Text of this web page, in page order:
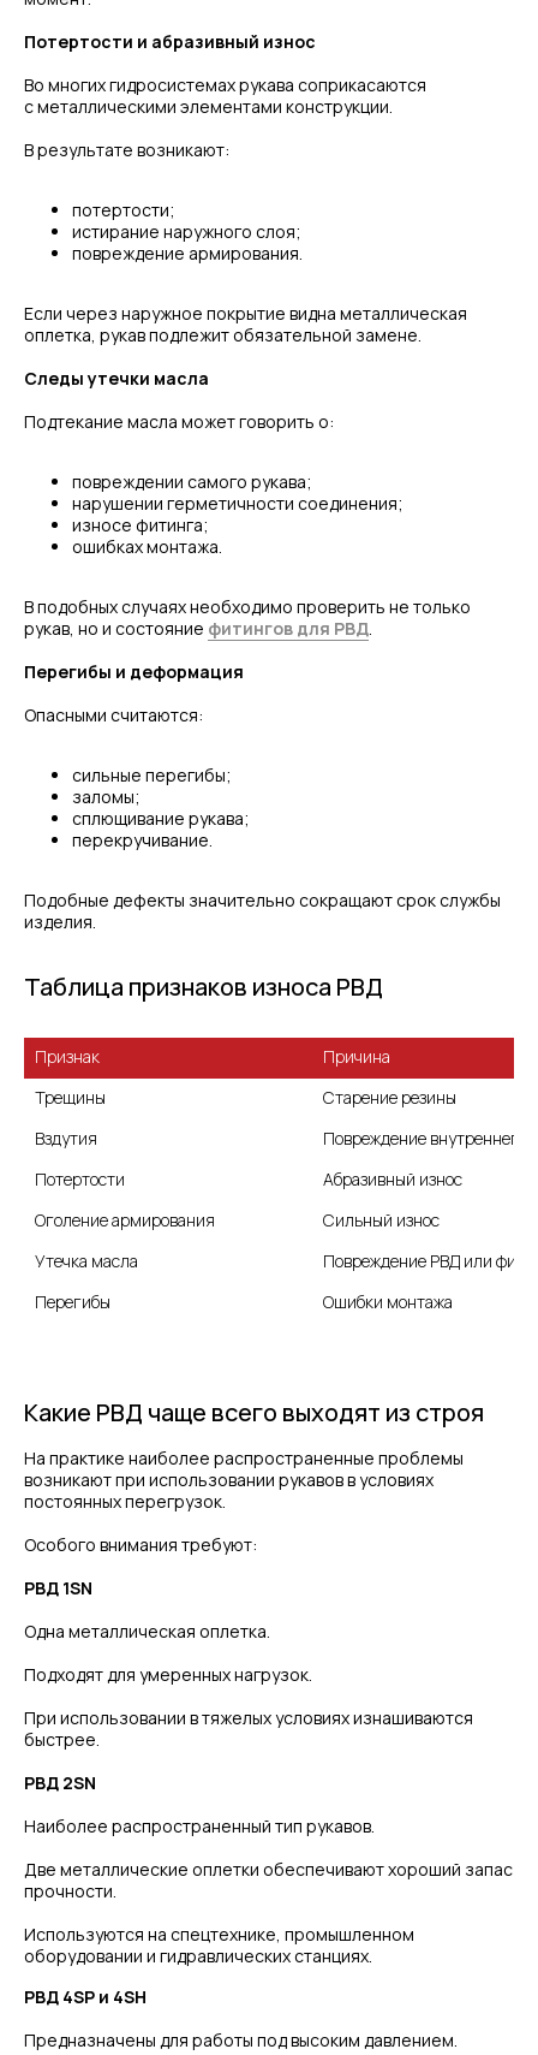
Потертости и абразивный износ
Во многих гидросистемах рукава соприкасаются
с металлическими элементами конструкции.
В результате возникают:
потертости;
истирание наружного слоя;
повреждение армирования.
Если через наружное покрытие видна металлическая
оплетка, рукав подлежит обязательной замене.
Следы утечки масла
Подтекание масла может говорить о:
повреждении самого рукава;
нарушении герметичности соединения;
износе фитинга;
ошибках монтажа.
В подобных случаях необходимо проверить не только
рукав, но и состояние фитингов для РВД
Перегибы и деформация
Опасными считаются:
сильные перегибы;
заломы;
сплющивание рукава;
перекручивание.
Подобные дефекты значительно сокращают срок службы
изделия.
Таблица признаков износа РВД
Признак
Причина
Трещины
Старение резины
Вздутия
Повреждение внутреннего
Потертости
Абразивный износ
Сильный износ
Повреждение РВД или
Перегибы
Ошибки монтажа
Какие РВД чаще всего выходят из строя
На практике наиболее распространенные проблемы
возникают при использовании рукавов в условиях
постоянных перегрузок.
Особого внимания требуют:
РВД 1SN
Одна металлическая оплетка.
Подходят для умеренных нагрузок.
При использовании в тяжелых условиях изнашиваются
быстрее.
РВД 2SN
Наиболее распространенный тип рукавов.
Две металлические оплетки обеспечивают хороший запас
прочности.
Используются на спецтехнике, промышленном
оборудовании и гидравлических станциях.
РВД 4SP и 4SH
Предназначены для работы под высоким давлением.